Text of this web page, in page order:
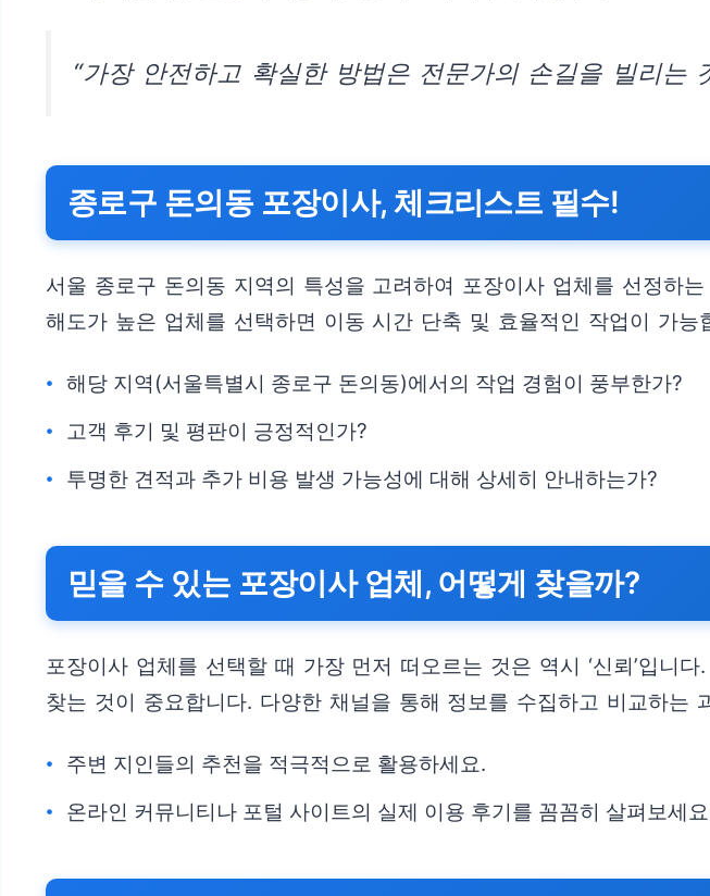
“가장 안전하고 확실한 방법은 전문가의 손길을 빌리는
종로구 돈의동 포장이사, 체크리스트 필수!
서울 종로구 돈의동 지역의 특성을 고려하여 포장이사 업체를 선정하
해도가 높은 업체를 선택하면 이동 시간 단축 및 효율적인 작업이 가
해당 지역(서울특별시 종로구 돈의동)에서의 작업 경험이 풍부한가?
고객 후기 및 평판이 긍정적인가?
투명한 견적과 추가 비용 발생 가능성에 대해 상세히 안내하는가?
믿을 수 있는 포장이사 업체, 어떻게 찾을까?
포장이사 업체를 선택할 때 가장 먼저 떠오르는 것은 역시 ‘신뢰’입니
찾는 것이 중요합니다. 다양한 채널을 통해 정보를 수집하고 비교하는
주변 지인들의 추천을 적극적으로 활용하세요.
온라인 커뮤니티나 포털 사이트의 실제 이용 후기를 꼼꼼히 살펴보세